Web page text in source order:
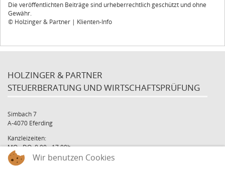
Die veröffentlichten Beiträge sind urheberrechtlich geschützt und ohne
Gewähr.
© Holzinger & Partner | Klienten-Info
HOLZINGER & PARTNER
STEUERBERATUNG UND WIRTSCHAFTSPRÜFUNG
Simbach 7
A-4070 Eferding
Kanzleizeiten:
MO - DO: 8:00 - 17:00h
FR: 8:00 - 12:00hWir benutzen Cookies